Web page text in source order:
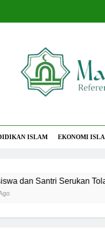
ISLAM EKONOMI
Santri Serukan Tolak